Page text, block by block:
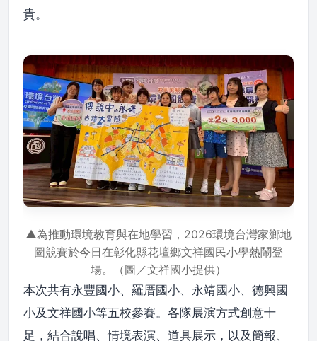
貴。
▲為推動環境教育與在地學習，2026環境台灣家鄉地
圖競賽於今日在彰化縣花壇鄉文祥國民小學熱鬧登
場。（圖／文祥國小提供）
本次共有永豐國小、羅厝國小、永靖國小、德興國
小及文祥國小等五校參賽。各隊展演方式創意十
足，結合說唱、情境表演、道具展示，以及簡報、